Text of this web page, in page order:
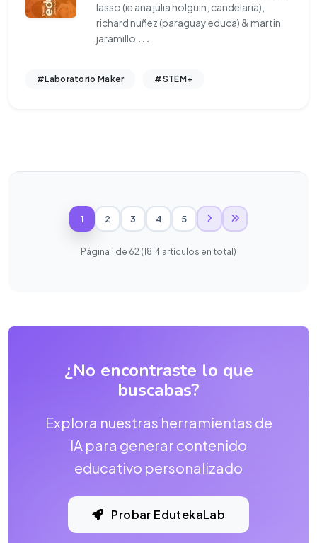
lasso (ie ana julia holguin, candelaria),
richard nuñez (paraguay educa) & martin
jaramillo ...
#Laboratorio Maker #STEM+
1 2 3 4 5
Página 1 de 62 (1814 artículos en total)
¿No encontraste lo que
buscabas?
Explora nuestras herramientas de
IA para generar contenido
educativo personalizado
Probar EdutekaLab